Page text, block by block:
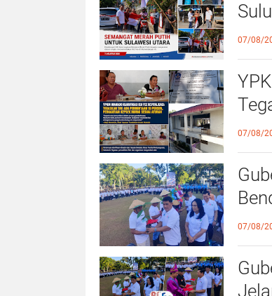
07/08/
07/08/
07/08/